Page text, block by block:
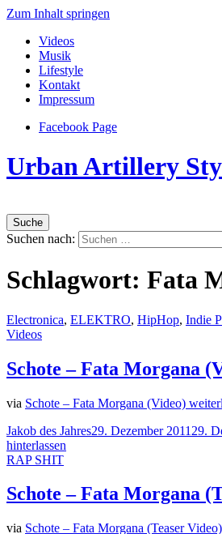
Zum Inhalt springen
Videos
Musik
Lifestyle
Kontakt
Impressum
Facebook Page
Urban Artillery
Suche
Suchen nach:
Schlagwort: Fata
Electronica, ELEKTRO, HipHop, Indie
Videos
Schote – Fata Morgana
via Schote – Fata Morgana (Video)
Jakob des Jahres29. Dezember 2011 29.
hinterlassen
RAP SHIT
Schote – Fata Morgana
via Schote – Fata Morgana (Teaser Video)